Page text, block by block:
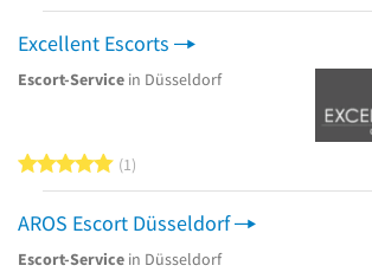
Excellent Escorts
Escort-Service in Düsseldorf
5 von 5 Sternen
1
AROS Escort Düsseldorf
Escort-Service in Düsseldorf